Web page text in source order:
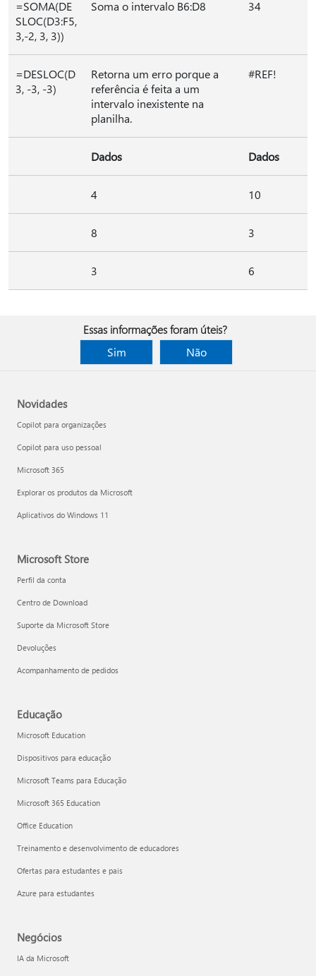
=SOMA(DE
SLOC(D3:F5,
3,-2, 3, 3))
Soma o intervalo B6:D8 34
=DESLOC(D
3, -3, -3)
Retorna um erro porque a
referência é feita a um
intervalo inexistente na
planilha.
#REF!
Dados Dados
4 10
8 3
3 6
Essas informações foram úteis?
Sim
Não
Novidades
Copilot para organizações
Copilot para uso pessoal
Microsoft 365
Explorar os produtos da Microsoft
Aplicativos do Windows 11
Microsoft Store
Perfil da conta
Centro de Download
Suporte da Microsoft Store
Devoluções
Acompanhamento de pedidos
Educação
Microsoft Education
Dispositivos para educação
Microsoft Teams para Educação
Microsoft 365 Education
Office Education
Treinamento e desenvolvimento de educadores
Ofertas para estudantes e pais
Azure para estudantes
Negócios
IA da Microsoft